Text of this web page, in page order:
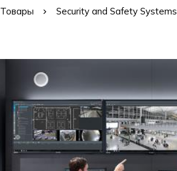
Товары Security and Safety Systems